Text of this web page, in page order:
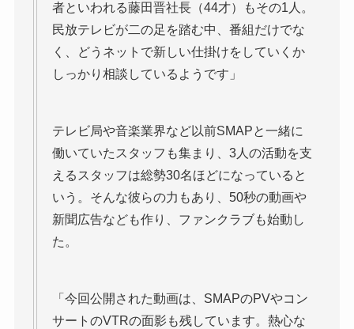
者といわれる藤田晋社長（44才）もその1人。
民放テレビが二の足を踏む中、番組だけでな
く、どうネットで新しい仕掛けをしていくか
しっかり相談しているようです」
テレビ局や音楽業界など以前SMAPと一緒に
働いていたスタッフも集まり、3人の活動を支
えるスタッフは総勢30名ほどになっていると
いう。そんな彼らの力もあり、50秒の動画や
新聞広告なども作り、ファンクラブも始動し
た。
「今回公開された動画は、SMAPのPVやコン
サートのVTRの面影も残しています。熱心な